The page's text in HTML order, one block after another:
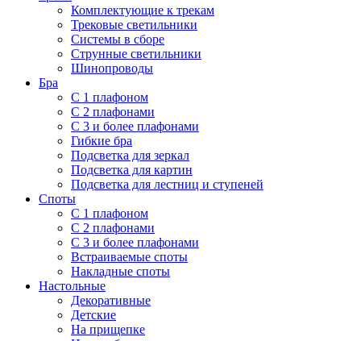
Комплектующие к трекам
Трековые светильники
Системы в сборе
Струнные светильники
Шинопроводы
Бра
С 1 плафоном
С 2 плафонами
С 3 и более плафонами
Гибкие бра
Подсветка для зеркал
Подсветка для картин
Подсветка для лестниц и ступеней
Споты
С 1 плафоном
С 2 плафонами
С 3 и более плафонами
Встраиваемые споты
Накладные споты
Настольные
Декоративные
Детские
На прищепке